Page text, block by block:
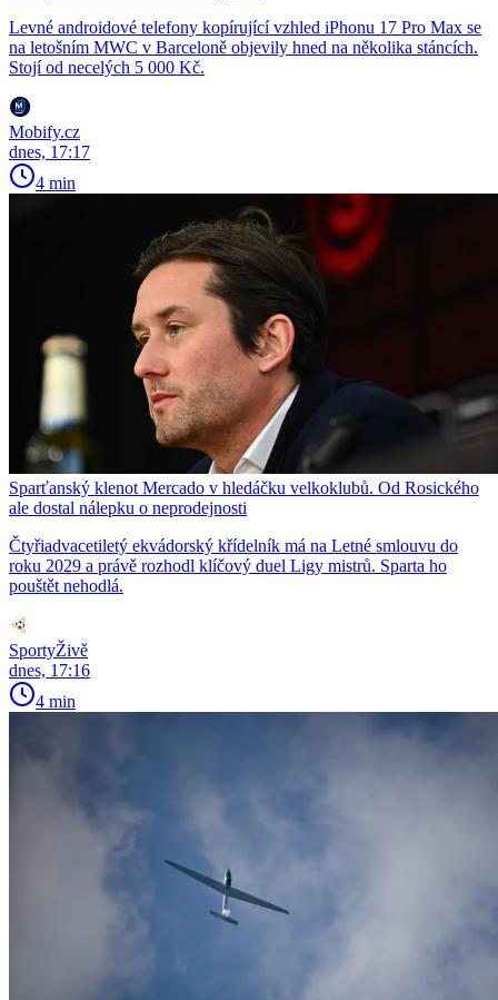
Levné androidové telefony kopírující vzhled iPhonu 17 Pro Max se
na letošním MWC v Barceloně objevily hned na několika stáncích.
Stojí od necelých 5 000 Kč.
Mobify.cz
dnes, 17:17
4 min
Sparťanský klenot Mercado v hledáčku velkoklubů. Od Rosického
ale dostal nálepku o neprodejnosti
Čtyřiadvacetiletý ekvádorský křídelník má na Letné smlouvu do
roku 2029 a právě rozhodl klíčový duel Ligy mistrů. Sparta ho
pouštět nehodlá.
SportyŽivě
dnes, 17:16
4 min